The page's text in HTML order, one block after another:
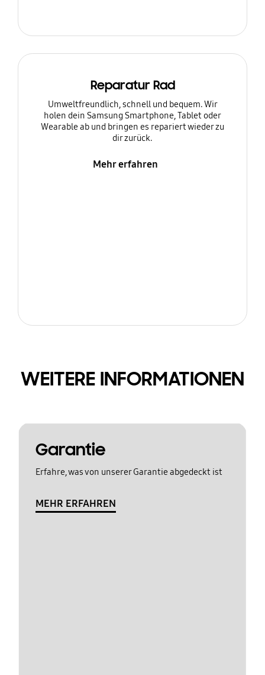
Reparatur Rad
Umweltfreundlich, schnell und bequem. Wir
holen dein Samsung Smartphone, Tablet oder
Wearable ab und bringen es repariert wieder zu
dir zurück.
Mehr erfahren
WEITERE INFORMATIONEN
Garantie
Erfahre, was von unserer Garantie abgedeckt ist
MEHR ERFAHREN